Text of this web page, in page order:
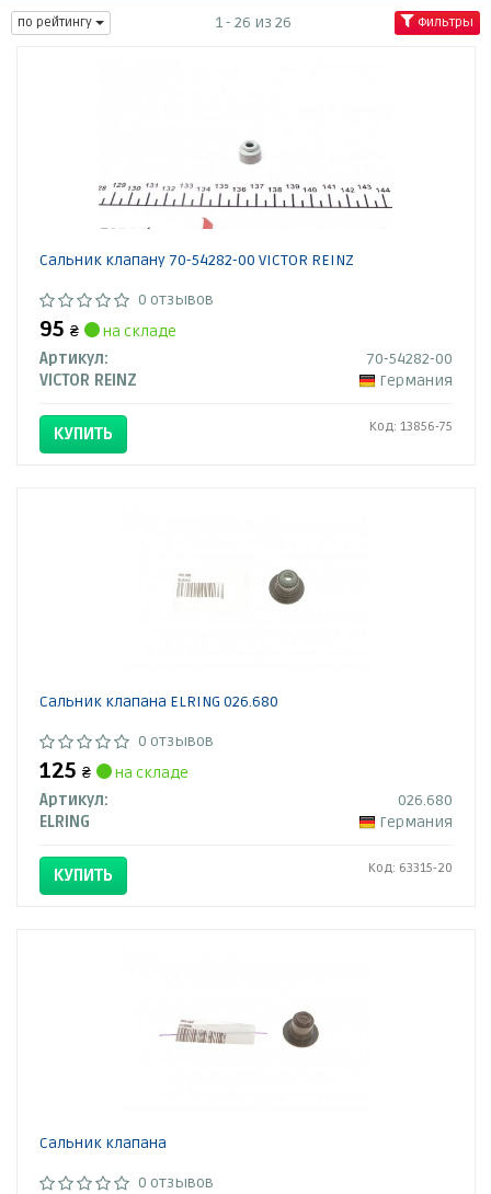
по рейтингу 1 - 26 из 26 Фильтры
Сальник клапану 70-54282-00 VICTOR REINZ
0 отзывов
95 ₴
на складе
Артикул:
70-54282-00
VICTOR REINZ
Германия
КУПИТЬ Код: 13856-75
Сальник клапана ELRING 026.680
0 отзывов
125 ₴
на складе
Артикул:
026.680
ELRING
Германия
КУПИТЬ Код: 63315-20
Сальник клапана
0 отзывов